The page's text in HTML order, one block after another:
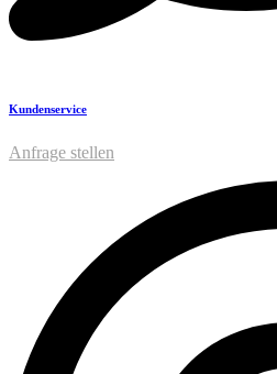
Kundenservice
Anfrage stellen